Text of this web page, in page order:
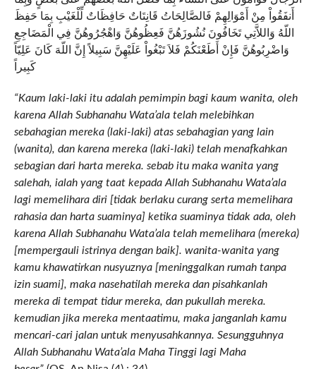
أَنفَقُواْ مِنْ أَمْوَالِهِمْ فَالصَّالِحَاتُ قَانِتَاتٌ حَافِظَاتٌ لِّلْغَيْبِ بِمَا حَفِظَ
اللّهُ وَاللاَّتِي تَخَافُونَ نُشُوزَهُنَّ فَعِظُوهُنَّ وَاهْجُرُوهُنَّ فِي الْمَضَاجِعِ
وَاضْرِبُوهُنَّ فَإِنْ أَطَعْنَكُمْ فَلاَ تَبْغُواْ عَلَيْهِنَّ سَبِيلاً إِنَّ اللّهَ كَانَ عَلِيّاً
كَبِيراً
“Kaum laki-laki itu adalah pemimpin bagi kaum wanita, oleh
karena Allah Subhanahu Wata’ala telah melebihkan
sebahagian mereka (laki-laki) atas sebahagian yang lain
(wanita), dan karena mereka (laki-laki) telah menafkahkan
sebagian dari harta mereka. sebab itu maka wanita yang
salehah, ialah yang taat kepada Allah Subhanahu Wata’ala
lagi memelihara diri [tidak berlaku curang serta memelihara
rahasia dan harta suaminya] ketika suaminya tidak ada, oleh
karena Allah Subhanahu Wata’ala telah memelihara (mereka)
[mempergauli istrinya dengan baik]. wanita-wanita yang
kamu khawatirkan nusyuznya [meninggalkan rumah tanpa
izin suami], maka nasehatilah mereka dan pisahkanlah
mereka di tempat tidur mereka, dan pukullah mereka.
kemudian jika mereka mentaatimu, maka janganlah kamu
mencari-cari jalan untuk menyusahkannya. Sesungguhnya
Allah Subhanahu Wata’ala Maha Tinggi lagi Maha